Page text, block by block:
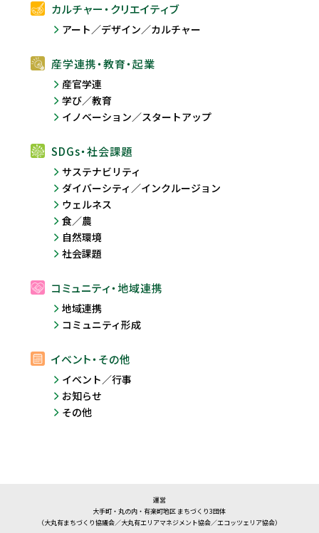
カルチャー・クリエイティブ
アート／デザイン／カルチャー
産学連携・教育・起業
産官学連
学び／教育
イノベーション／スタートアップ
SDGs・社会課題
サステナビリティ
ダイバーシティ／インクルージョン
ウェルネス
食／農
自然環境
社会課題
コミュニティ・地域連携
地域連携
コミュニティ形成
イベント・その他
イベント／行事
お知らせ
その他
運営
大手町・丸の内・有楽町地区 まちづくり3団体
（大丸有まちづくり協議会／大丸有エリアマネジメント協会／エコッツェリア協会）